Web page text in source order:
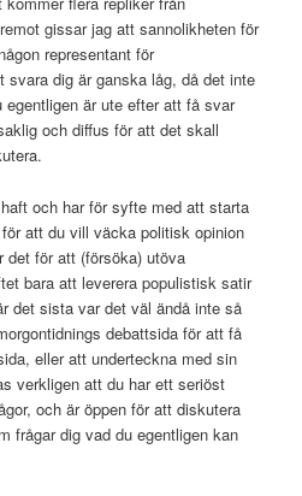
gissar jag att sannolikheten för
representant för
svara dig är ganska låg, då det inte
är ute efter att få svar
och diffus för att det skall
och har för syfte med att starta
att du vill väcka politisk opinion
det för att (försöka) utöva
bara att leverera populistisk satir
det sista var det väl ändå inte så
debattsida för att få
eller att underteckna med sin
verkligen att du har ett seriöst
och är öppen för att diskutera
frågar dig vad du egentligen kan